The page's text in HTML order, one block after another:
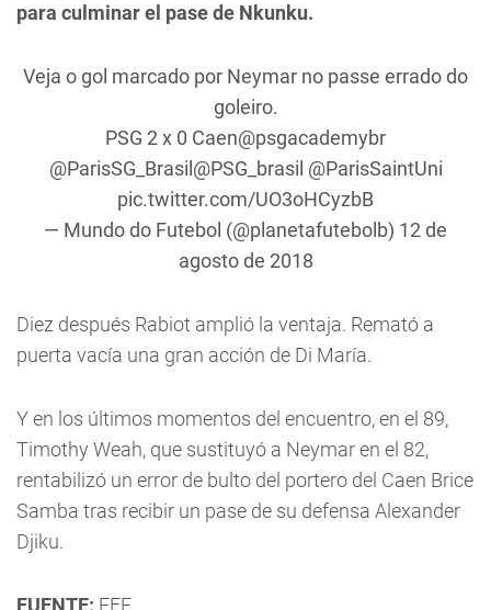
para culminar el pase de Nkunku.
Veja o gol marcado por Neymar no passe errado do
goleiro.
PSG 2 x 0 Caen@psgacademybr
@ParisSG_Brasil @PSG_brasil @ParisSaintUni
pic.twitter.com/UO3oHCyzbB
— Mundo do Futebol (@planetafutebolb) 12 de
agosto de 2018
Diez después Rabiot amplió la ventaja. Remató a
puerta vacía una gran acción de Di María.
Y en los últimos momentos del encuentro, en el 89,
Timothy Weah, que sustituyó a Neymar en el 82,
rentabilizó un error de bulto del portero del Caen Brice
Samba tras recibir un pase de su defensa Alexander
Djiku.
FUENTE: EFE